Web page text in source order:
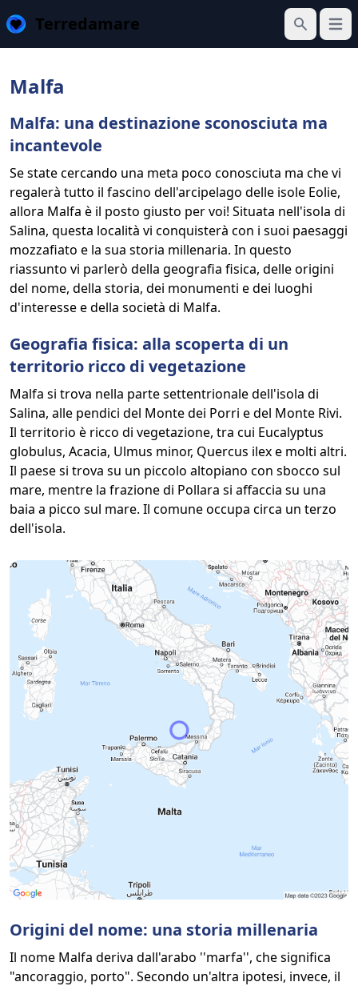
Terredamare
Cerca
Apri
Malfa
Malfa: una destinazione sconosciuta ma
incantevole
Se state cercando una meta poco conosciuta ma che vi
regalerà tutto il fascino dell'arcipelago delle isole Eolie,
allora Malfa è il posto giusto per voi! Situata nell'isola di
Salina, questa località vi conquisterà con i suoi paesaggi
mozzafiato e la sua storia millenaria. In questo
riassunto vi parlerò della geografia fisica, delle origini
del nome, della storia, dei monumenti e dei luoghi
d'interesse e della società di Malfa.
Geografia fisica: alla scoperta di un
territorio ricco di vegetazione
Malfa si trova nella parte settentrionale dell'isola di
Salina, alle pendici del Monte dei Porri e del Monte Rivi.
Il territorio è ricco di vegetazione, tra cui Eucalyptus
globulus, Acacia, Ulmus minor, Quercus ilex e molti altri.
Il paese si trova su un piccolo altopiano con sbocco sul
mare, mentre la frazione di Pollara si affaccia su una
baia a picco sul mare. Il comune occupa circa un terzo
dell'isola.
Origini del nome: una storia millenaria
Il nome Malfa deriva dall'arabo ''marfa'', che significa
"ancoraggio, porto". Secondo un'altra ipotesi, invece, il